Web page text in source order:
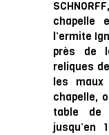
chapelle
l’ermite
près de
reliques
les
chapelle,
table de
jusqu’en